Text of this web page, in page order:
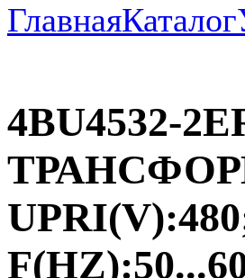
ГлавнаяКаталог
4BU4532-